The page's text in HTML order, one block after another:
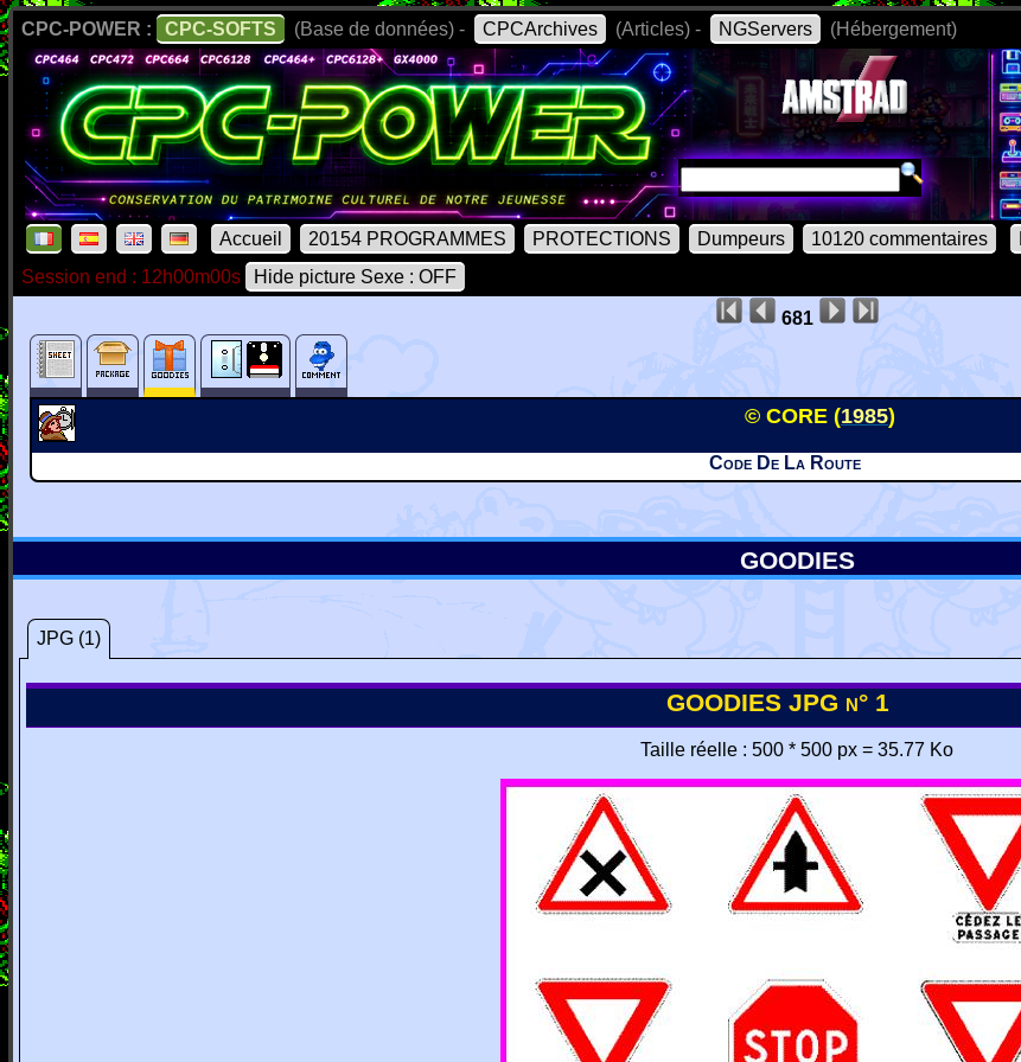
CPC-POWER : CPC-SOFTS (Base de données) - CPCArchives (Articles) - NGServers (Hébergement)
Accueil 20154 PROGRAMMES PROTECTIONS Dumpeurs 10120 commentaires
Session end : 12h00m00s
Hide picture Sexe : OFF
681
© CORE (1985)
Code De La Route
GOODIES
JPG (1)
GOODIES JPG n° 1
Taille réelle : 500 * 500 px = 35.77 Ko